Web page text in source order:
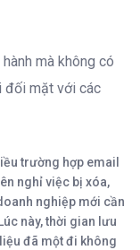
mà không có
đối mặt với các
trường hợp email
nghỉ việc bị xóa,
nghiệp mới cần
này, thời gian lưu
đã một đi không